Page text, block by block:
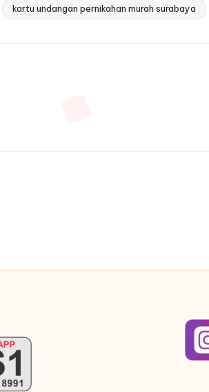
kartu undangan pernikahan murah surabaya